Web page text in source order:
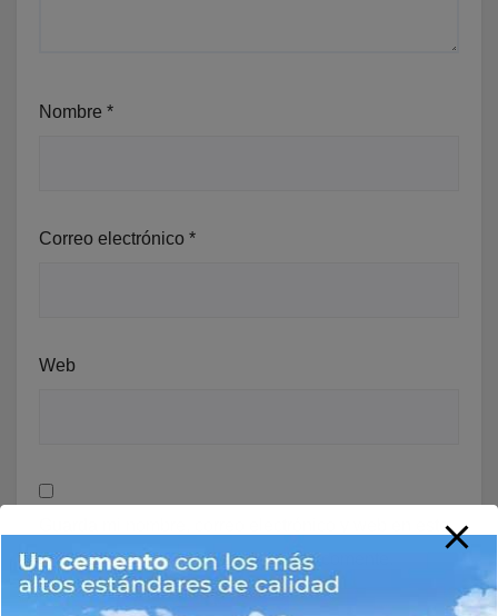
Nombre *
Correo electrónico *
Web
Guarda mi nombre, correo electrónico y web en este
navegador para la próxima vez que comente.